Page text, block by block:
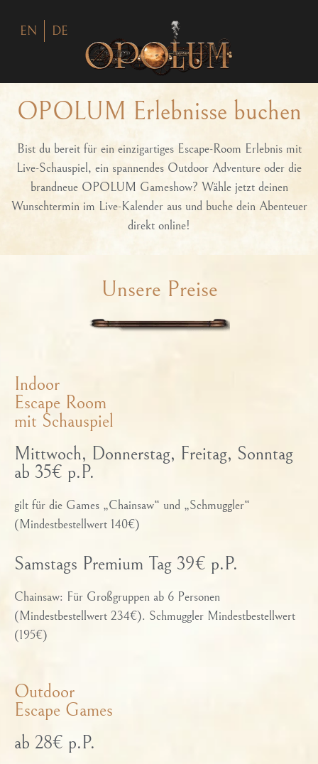
EN DE
OPOLUM Erlebnisse buchen
Bist du bereit für ein einzigartiges Escape-Room Erlebnis mit
Live-Schauspiel, ein spannendes Outdoor Adventure oder die
brandneue OPOLUM Gameshow? Wähle jetzt deinen
Wunschtermin im Live-Kalender aus und buche dein Abenteuer
direkt online!
Unsere Preise
Indoor
Escape Room
mit Schauspiel
Mittwoch, Donnerstag, Freitag, Sonntag
ab 35€ p.P.
gilt für die Games „Chainsaw“ und „Schmuggler“
(Mindestbestellwert 140€)
Samstags Premium Tag 39€ p.P.
Chainsaw: Für Großgruppen ab 6 Personen
(Mindestbestellwert 234€). Schmuggler Mindestbestellwert
(195€)
Outdoor
Escape Games
ab 28€ p.P.